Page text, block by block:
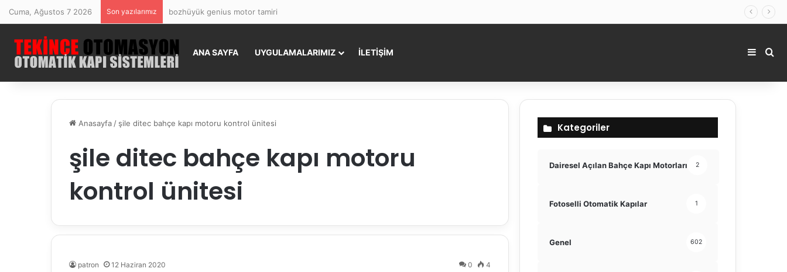
Cuma, Ağustos 7 2026 Son yazılarımız bozhüyük genius motor tamiri
ANA SAYFA UYGULAMALARIMIZ İLETİŞİM Kenar
Anasayfa / şile ditec bahçe kapı motoru kontrol ünitesi
şile ditec bahçe kapı motoru
kontrol ünitesi
patron 12 Haziran 2020 0 4
Kategoriler
Dairesel Açılan Bahçe Kapı Motorları 2
Fotoselli Otomatik Kapılar 1
Genel 602